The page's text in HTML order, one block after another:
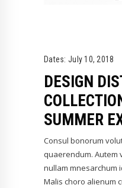
Dates: July 10, 2018
DESIGN
SUMMER
Consul bonorum
quaerendum. Autem
nullam mnesarchum
Malis choro alienum